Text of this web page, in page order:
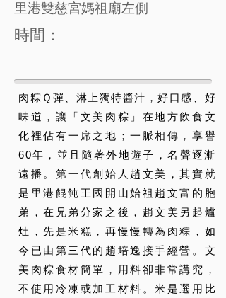
里港雙慈宮媽祖廟左側
時間：
肉粽Ｑ彈、淋上獨特醬汁，好口感、好
味道，讓「文美肉粽」在地方飲食文
化裡佔有一席之地；一脈相傳，享譽
60年，並且隨著外地遊子，名聲逐漸
遠播。第一代創始人趙文美，其實就
是里港餛飩王國開山始祖趙文富的胞
弟，在兄弟分家之後，趙文美另起爐
灶，先是米糕，再慢慢轉為肉粽，如
今已由第三代的趙培逸接手經營。文
美肉粽食材簡單，用料卻非常講究，
不使用冷凍或加工材料。米是選用比